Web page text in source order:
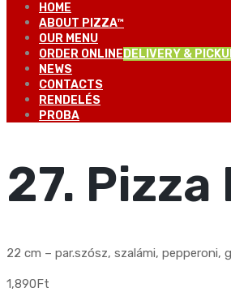
HOME
ABOUT PIZZA™
OUR MENU
ORDER ONLINE DELIVERY &
NEWS
CONTACTS
RENDELÉS
PROBA
27.
22 cm – par.szósz, szalámi, pepperoni,
1,890Ft